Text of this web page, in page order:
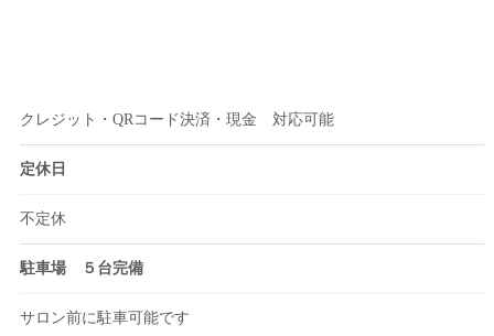
クレジット・QRコード決済・現金 対応可能
定休日
不定休
駐車場 ５台完備
サロン前に駐車可能です